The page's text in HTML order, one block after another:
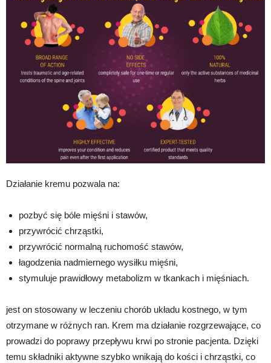
Działanie kremu pozwala na:
pozbyć się bóle mięśni i stawów,
przywrócić chrząstki,
przywrócić normalną ruchomość stawów,
łagodzenia nadmiernego wysiłku mięśni,
stymuluje prawidłowy metabolizm w tkankach i mięśniach.
jest on stosowany w leczeniu chorób układu kostnego, w tym
otrzymane w różnych ran. Krem ma działanie rozgrzewające, co
prowadzi do poprawy przepływu krwi po stronie pacjenta. Dzięki
temu składniki aktywne szybko wnikają do kości i chrząstki, co